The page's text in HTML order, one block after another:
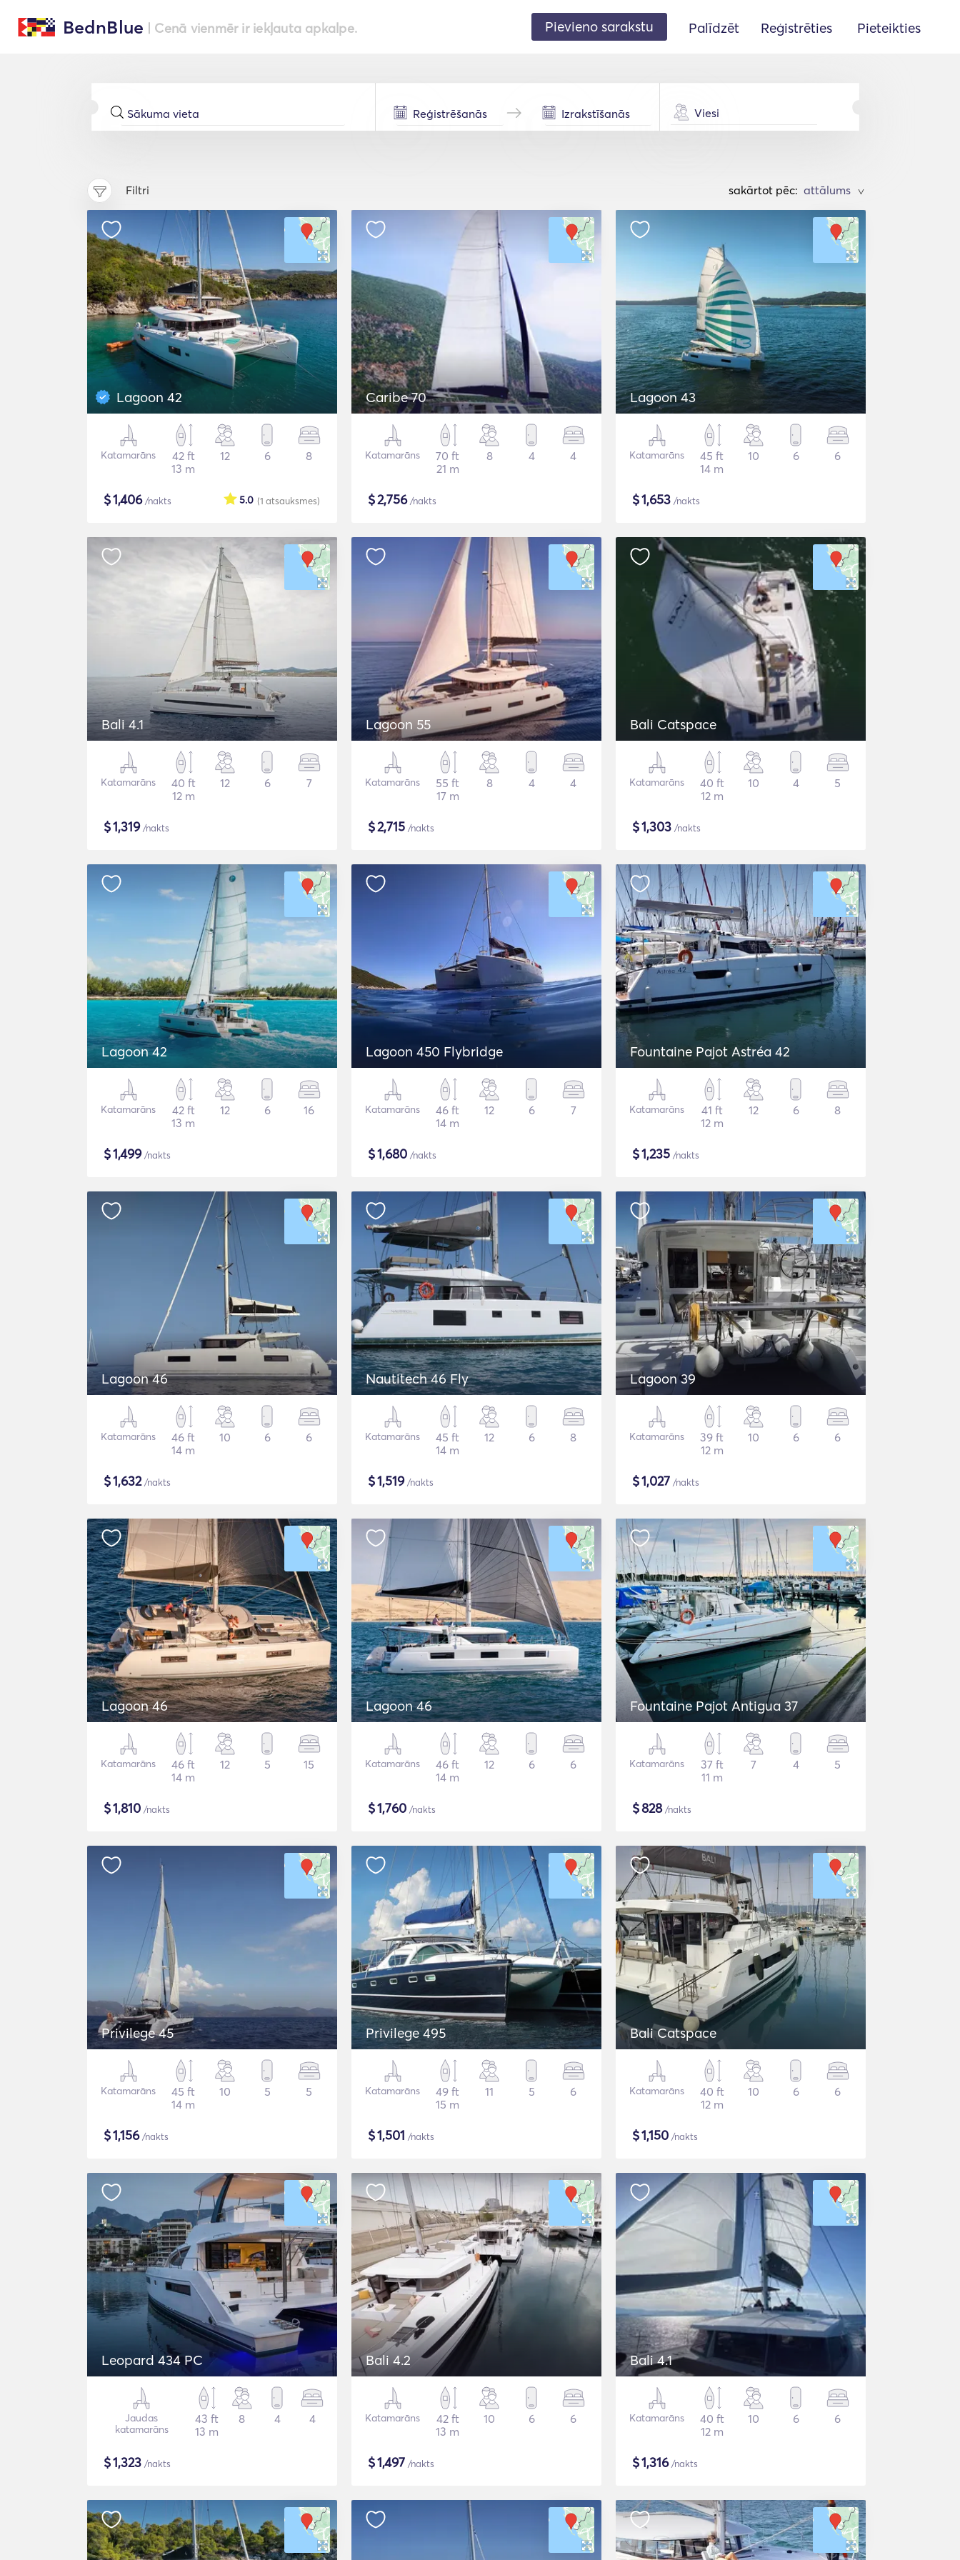
BednBlue | Cenā vienmēr ir iekļauta apkalpe. Pievieno sarakstu Palīdzēt Reģistrēties Pieteikties
Viesi
Filtri sakārtot pēc: >
Lagoon 42
Katamarāns
42 ft
13 m
12 6 8
$1,406/nakts (1 atsauksmes)
5.0
Caribe 70
Katamarāns
70 ft
21 m
8 4 4
$2,756/nakts
Lagoon 43
Katamarāns
45 ft
14 m
10 6 6
$1,653 /nakts
Bali 4.1
Katamarāns
40 ft
12 m
12 6 7
$1,319/nakts
Lagoon 55
Katamarāns
55 ft
17 m
8 4 4
$2,715 /nakts
Bali Catspace
Katamarāns
40 ft
12 m
10 4 5
$1,303 /nakts
Lagoon 42
Katamarāns
42 ft
13 m
12 6 16
$1,499/nakts
Lagoon 450 Flybridge
Katamarāns
46 ft
14 m
12 6 7
$1,680 /nakts
Fountaine Pajot Astréa 42
Katamarāns
41 ft
12 m
12 6 8
$1,235 /nakts
Lagoon 46
Katamarāns
46 ft
14 m
10 6 6
$1,632/nakts
Nautitech 46 Fly
Katamarāns
45 ft
14 m
12 6 8
$1,519/nakts
Lagoon 39
Katamarāns
39 ft
12 m
10 6 6
$1,027 /nakts
Lagoon 46
Katamarāns
46 ft
14 m
12 5 15
$1,810 /nakts
Lagoon 46
Katamarāns
46 ft
14 m
12 6 6
$1,760 /nakts
Fountaine Pajot Antigua 37
Katamarāns
37 ft
11 m
7 4 5
$828/nakts
Privilege 45
Katamarāns
45 ft
14 m
10 5 5
$1,156/nakts
Privilege 495
Katamarāns
49 ft
15 m
11 5 6
$1,501 /nakts
Bali Catspace
Katamarāns
40 ft
12 m
10 6 6
$1,150 /nakts
Leopard 434 PC
Jaudas
katamarāns
43 ft
13 m
8 4 4
$1,323 /nakts
Bali 4.2
Katamarāns
42 ft
13 m
10 6 6
$1,497 /nakts
Bali 4.1
Katamarāns
40 ft
12 m
10 6 6
$1,316/nakts